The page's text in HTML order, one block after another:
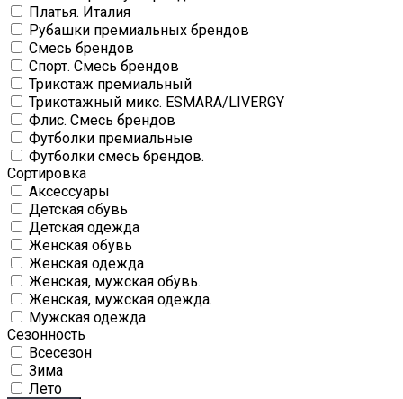
Платья. Италия
Рубашки премиальных брендов
Смесь брендов
Спорт. Смесь брендов
Трикотаж премиальный
Трикотажный микс. ESMARA/LIVERGY
Флис. Смесь брендов
Футболки премиальные
Футболки смесь брендов.
Сортировка
Аксессуары
Детская обувь
Детская одежда
Женская обувь
Женская одежда
Женская, мужская обувь.
Женская, мужская одежда.
Мужская одежда
Сезонность
Всесезон
Зима
Лето